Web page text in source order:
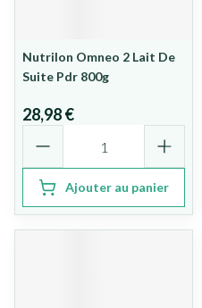
Nutrilon Omneo 2 Lait De
Suite Pdr 800g
28,98 €
Ajouter au panier